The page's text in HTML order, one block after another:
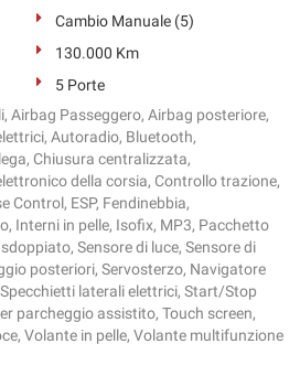
Cambio Manuale (5)
130.000 Km
5 Porte
Airbag Passeggero, Airbag posteriore,
Autoradio, Bluetooth,
Chiusura centralizzata,
della corsia, Controllo trazione,
Control, ESP, Fendinebbia,
Interni in pelle, Isofix, MP3, Pacchetto
Sensore di luce, Sensore di
posteriori, Servosterzo, Navigatore
laterali elettrici, Start/Stop
parcheggio assistito, Touch screen,
Volante in pelle, Volante multifunzione